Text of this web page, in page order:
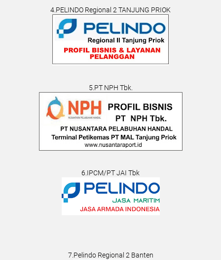
4.PELINDO Regional 2 TANJUNG PRIOK
5.PT NPH Tbk.
6.IPCM/PT JAI Tbk
7.Pelindo Regional 2 Banten